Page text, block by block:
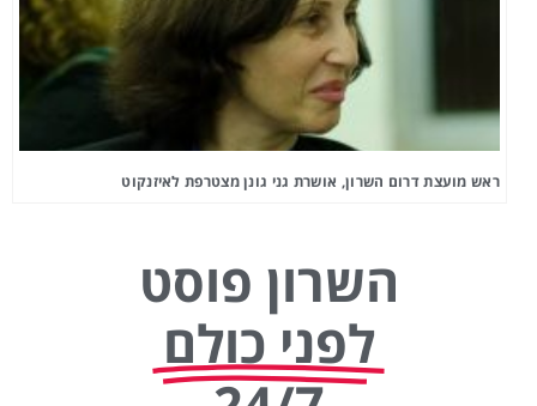
ראש מועצת דרום השרון, אושרת גני גונן מצטרפת לאיזנקוט
השרון פוסט
לפני כולם